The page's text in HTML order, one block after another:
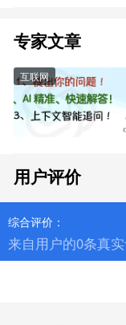
专家文章
互联网
用户评价
综合评价：
来自用户的0条真